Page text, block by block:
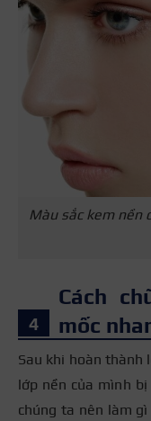
Màu sắc kem nền
Cách
mốc
Sau khi hoàn thành
lớp nền của mình
chúng ta nên làm gì